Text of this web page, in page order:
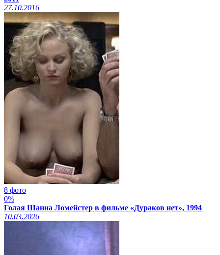
27.10.2016
8 фото
0%
Голая Шанна Ломейстер в фильме «Дураков нет», 1994
10.03.2026